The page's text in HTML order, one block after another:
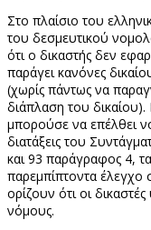
Στο πλαίσιο του
του δεσμευτικού
ότι ο δικαστής δεν
παράγει κανόνες
(χωρίς πάντως να
διάπλαση του
μπορούσε να επέλθει
διατάξεις του
και 93 παράγραφος 4,
παρεμπίπτοντα έλεγχο
ορίζουν ότι οι
νόμους.